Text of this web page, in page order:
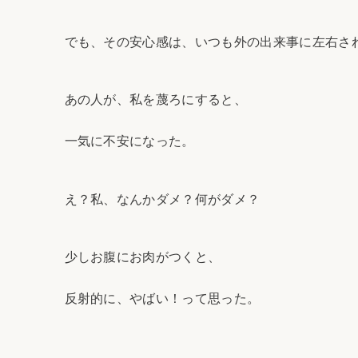
でも、その安心感は、いつも外の出来事に左右さ
あの人が、私を蔑ろにすると、
一気に不安になった。
え？私、なんかダメ？何がダメ？
少しお腹にお肉がつくと、
反射的に、やばい！って思った。